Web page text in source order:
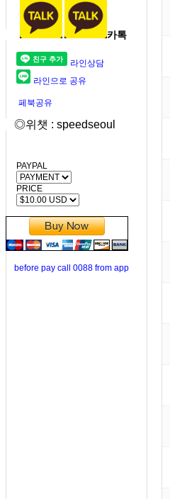
카톡
라인상담
라인으로 공유
페북공유
◎위챗 : speedseoul
PAYPAL
PRICE
before pay call 0088 from app